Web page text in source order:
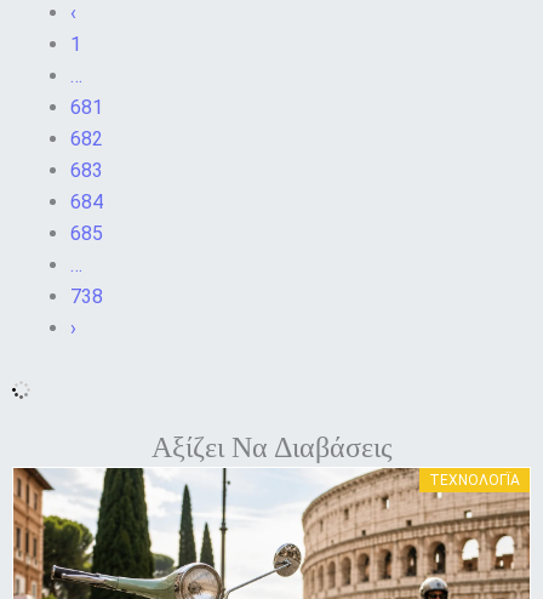
‹
1
…
681
682
683
684
685
…
738
›
Αξίζει Να Διαβάσεις
ΤΕΧΝΟΛΟΓΪΑ